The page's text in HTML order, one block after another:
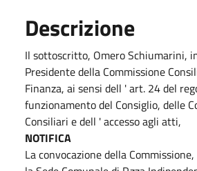
Descrizione
Il sottoscritto, Omero Schiumarini,
Presidente della Commissione
Finanza, ai sensi dell ' art. 24 del
funzionamento del Consiglio, delle
Consiliari e dell ' accesso agli atti,
NOTIFICA
La convocazione della